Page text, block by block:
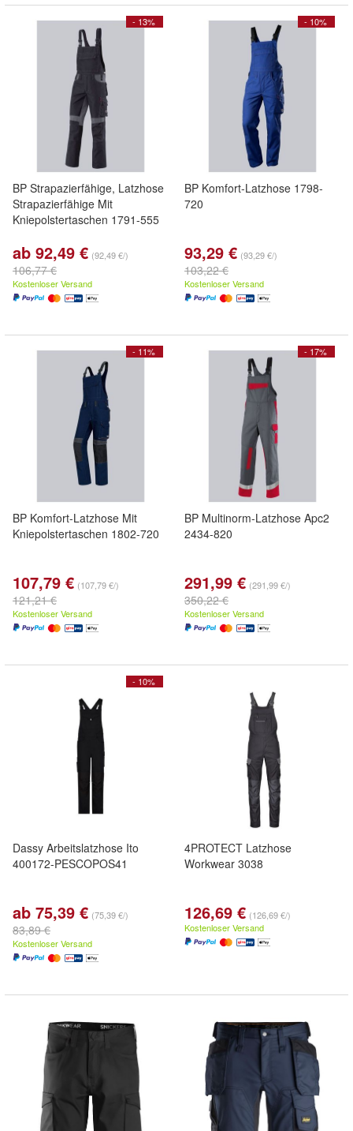
- 13%
BP Strapazierfähige, Latzhose
Strapazierfähige Mit
Kniepolstertaschen 1791-555
ab 92,49 € (92,49 €/)
106,77 €
Kostenloser Versand
- 10%
BP Komfort-Latzhose 1798-
720
93,29 € (93,29 €/)
103,22 €
Kostenloser Versand
- 11%
BP Komfort-Latzhose Mit
Kniepolstertaschen 1802-720
107,79 € (107,79 €/)
121,21 €
Kostenloser Versand
- 17%
BP Multinorm-Latzhose Apc2
2434-820
291,99 € (291,99 €/)
350,22 €
Kostenloser Versand
- 10%
Dassy Arbeitslatzhose Ito
400172-PESCOPOS41
ab 75,39 € (75,39 €/)
83,89 €
Kostenloser Versand
4PROTECT Latzhose
Workwear 3038
126,69 € (126,69 €/)
Kostenloser Versand